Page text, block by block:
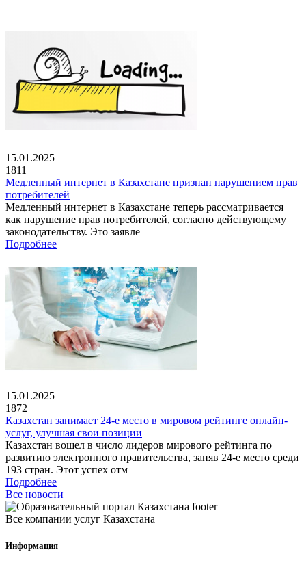
15.01.2025
1811
Медленный интернет в Казахстане признан нарушением прав
потребителей
Медленный интернет в Казахстане теперь рассматривается
как нарушение прав потребителей, согласно действующему
законодательству. Это заявле
Подробнее
15.01.2025
1872
Казахстан занимает 24-е место в мировом рейтинге онлайн-
услуг, улучшая свои позиции
Казахстан вошел в число лидеров мирового рейтинга по
развитию электронного правительства, заняв 24-е место среди
193 стран. Этот успех отм
Подробнее
Все новости
Все компании услуг Казахстана
Информация